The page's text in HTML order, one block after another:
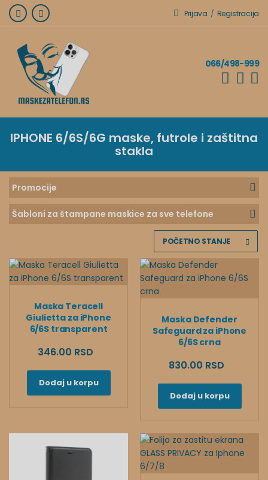
Prijava / Registracija
066/498-999
IPHONE 6/6S/6G maske, futrole i zaštitna
stakla
Promocije
Šabloni za štampane maskice za sve telefone
Maska Teracell
Giulietta za iPhone
6/6S transparent
346.00 RSD
Dodaj u korpu
Maska Defender
Safeguard za iPhone
6/6S crna
830.00 RSD
Dodaj u korpu